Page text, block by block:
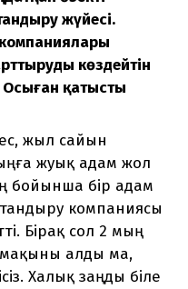
жүйесі.
көздейтін
қатысты
жыл сайын
жуық адам жол
бойынша бір адам
компаниясы
Бірақ сол 2 мың
алды ма,
Халық заңды біле